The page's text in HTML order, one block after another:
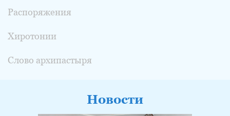
Распоряжения
Хиротонии
Слово архипастыря
Новости